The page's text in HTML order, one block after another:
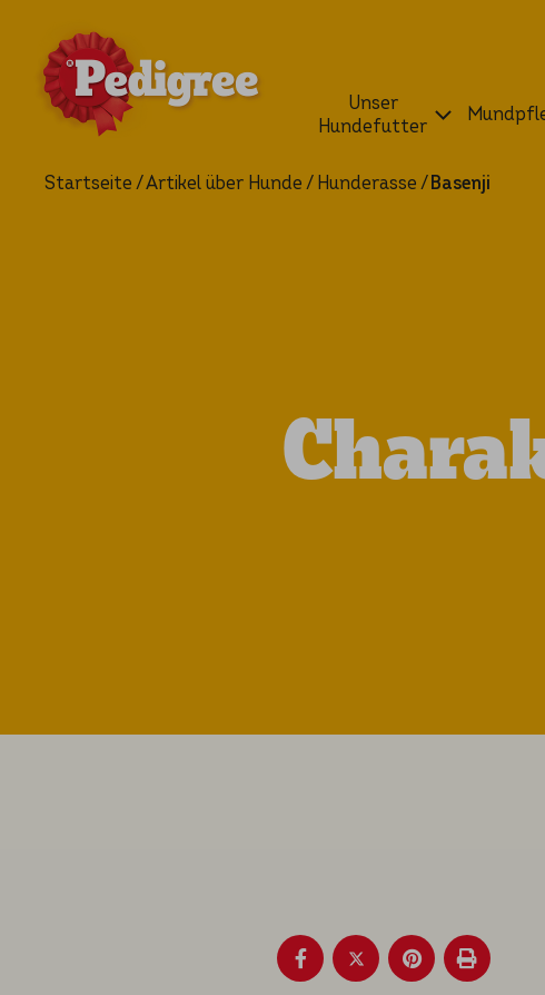
Unser
Hundefutter
Startseite Artikel über Hunde Hunderasse Basenji